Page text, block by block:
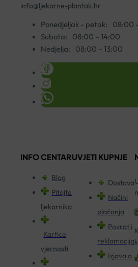
info@ljekarne-plantak.hr
Ponedjeljak - petak:
08:00
Subota:
08:00 – 14:00
Nedjelja:
08:00 – 13:00
INFO CENTAR
Blog
Pitajte
ljekarnika
Kartice
vjernosti
UVJETI KUPNJE
Dostava
Načini
plaćanja
Povrat i
reklamacija
Izjava o